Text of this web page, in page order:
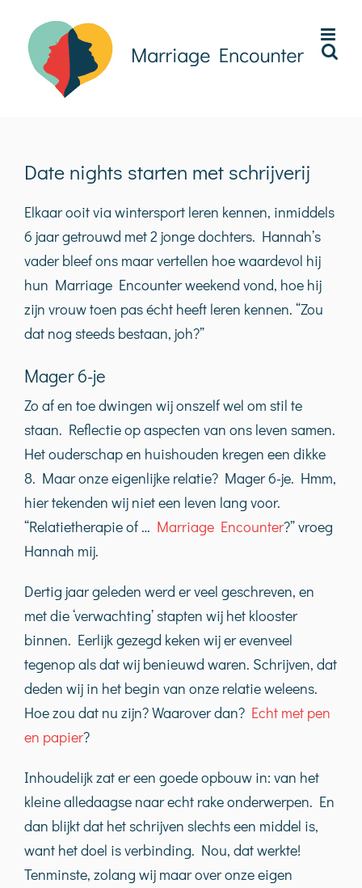
inhoud
Date nights starten met schrijverij
Elkaar ooit via wintersport leren kennen, inmiddels
6 jaar getrouwd met 2 jonge dochters. Hannah’s
vader bleef ons maar vertellen hoe waardevol hij
hun Marriage Encounter weekend vond, hoe hij
zijn vrouw toen pas écht heeft leren kennen. “Zou
dat nog steeds bestaan, joh?”
Mager 6-je
Zo af en toe dwingen wij onszelf wel om stil te
staan. Reflectie op aspecten van ons leven samen.
Het ouderschap en huishouden kregen een dikke
8. Maar onze eigenlijke relatie? Mager 6-je. Hmm,
hier tekenden wij niet een leven lang voor.
“Relatietherapie of … Marriage Encounter?” vroeg
Hannah mij.
Dertig jaar geleden werd er veel geschreven, en
met die ‘verwachting’ stapten wij het klooster
binnen. Eerlijk gezegd keken wij er evenveel
tegenop als dat wij benieuwd waren. Schrijven, dat
deden wij in het begin van onze relatie weleens.
Hoe zou dat nu zijn? Waarover dan? Echt met pen
en papier?
Inhoudelijk zat er een goede opbouw in: van het
kleine alledaagse naar echt rake onderwerpen. En
dan blijkt dat het schrijven slechts een middel is,
want het doel is verbinding. Nou, dat werkte!
Tenminste, zolang wij maar over onze eigen